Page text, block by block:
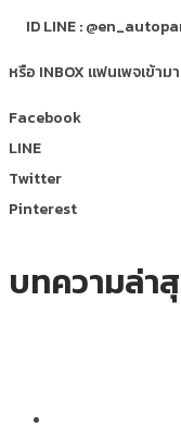
ID LINE :
หรือ INBOX แฟนเพจเข้า
Facebook
LINE
Twitter
Pinterest
บทความล่า